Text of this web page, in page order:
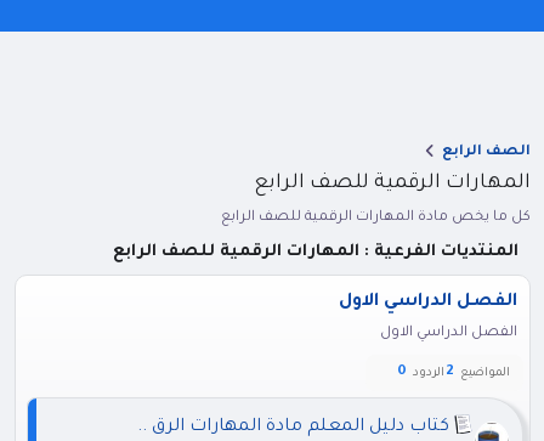
الصف الرابع
المهارات الرقمية للصف الرابع
كل ما يخص مادة المهارات الرقمية للصف الرابع
المنتديات الفرعية : المهارات الرقمية للصف الرابع
الفصل الدراسي الاول
الفصل الدراسي الاول
المواضيع 2 الردود 0
كتاب دليل المعلم مادة المهارات الرق ..